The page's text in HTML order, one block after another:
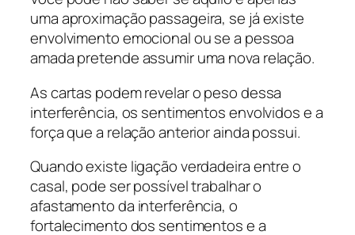
uma aproximação passageira, se já existe
envolvimento emocional ou se a pessoa
amada pretende assumir uma nova relação.
As cartas podem revelar o peso dessa
interferência, os sentimentos envolvidos e a
força que a relação anterior ainda possui.
Quando existe ligação verdadeira entre o
casal, pode ser possível trabalhar o
afastamento da interferência, o
fortalecimento dos sentimentos e a